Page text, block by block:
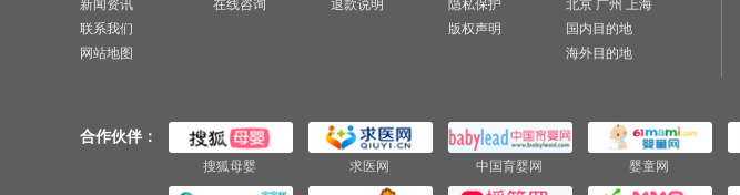
新闻资讯
联系我们
网站地图
在线咨询
退款说明
隐私保护
版权声明
北京 广州 上海
国内目的地
海外目的地
合作伙伴：
搜狐母婴 求医网 中国育婴网 婴童网